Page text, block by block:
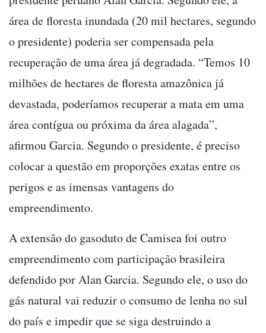
área de floresta inundada (20 mil hectares, segundo
o presidente) poderia ser compensada pela
recuperação de uma área já degradada. “Temos 10
milhões de hectares de floresta amazônica já
devastada, poderíamos recuperar a mata em uma
área contígua ou próxima da área alagada”,
afirmou Garcia. Segundo o presidente, é preciso
colocar a questão em proporções exatas entre os
perigos e as imensas vantagens do
empreendimento.
A extensão do gasoduto de Camisea foi outro
empreendimento com participação brasileira
defendido por Alan Garcia. Segundo ele, o uso do
gás natural vai reduzir o consumo de lenha no sul
do país e impedir que se siga destruindo a